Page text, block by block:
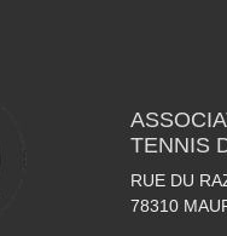
TENNIS
RUE DU
78310